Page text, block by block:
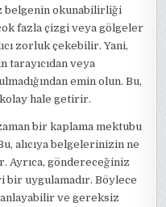
belgenin okunabilirliği
fazla çizgi veya gölgeler
zorluk çekebilir. Yani,
tarayıcıdan veya
emin olun. Bu,
kolay hale getirir.
bir kaplama mektubu
alıcıya belgelerinizin ne
Ayrıca, göndereceğiniz
bir uygulamadır. Böylece
anlayabilir ve gereksiz